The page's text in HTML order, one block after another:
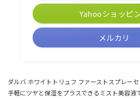
Yahooショッピ
メルカリ
ダルバ ホワイトトリュフ ファーストスプレー
手軽にツヤと保湿をプラスできるミスト美容液